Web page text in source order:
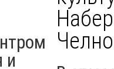
и